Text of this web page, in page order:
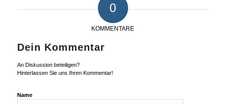
0
KOMMENTARE
Dein Kommentar
An Diskussion beteiligen?
Hinterlassen Sie uns Ihren Kommentar!
Name